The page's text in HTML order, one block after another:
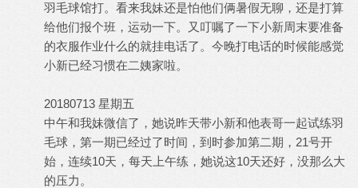
羽毛球馆打。看来我妹还是怕他们俩暑假无聊，还是打算
给他们报个班，运动一下。又叮嘱了一下小新周末要准备
的衣服作业什么的就挂电话了。今晚打电话的时候能感觉
小新已经习惯在二姨家啦。
20180713 星期五
中午和我妹微信了，她说昨天带小新和他表哥一起试练羽
毛球，第一期已经过了时间，到时参加第二期，21号开
始，连续10天，每天上午练，她说这10天还好，没那么大
的压力。